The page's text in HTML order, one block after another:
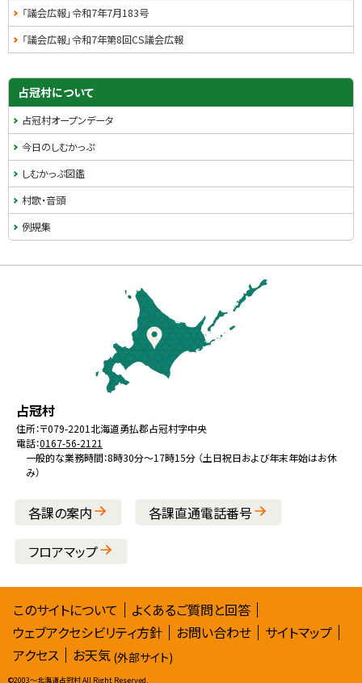
メ
ニ
ー
「議会広報」令和7年7月183号
「議会広報」令和7年第8回CS議会広報
占冠村について
占冠村オープンデータ
今日のしむかっぷ
しむかっぷ図鑑
村歌・音頭
例規集
北
海
道
占冠村役
場
住所：〒079-2201北海道勇払郡占冠村字中央
電話：0167-56-2121
一般的な業務時間：8時30分～17時15分 （土日祝日および年末年始はお休
み）
各課の案内 各課直通電話番号
フロアマップ
サ
イ
このサイトについて
よくあるご質問と回答
ウェブアクセシビリティ方針
お問い合わせ
サイトマップ
アクセス
お天気 (外部サイト)
©2003〜北海道占冠村 All Right Reserved.